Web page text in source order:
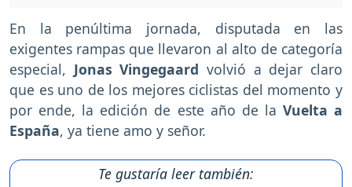
En la penúltima jornada, disputada en las
exigentes rampas que llevaron al alto de categoría
especial, Jonas Vingegaardvolvió a dejar claro
que es uno de los mejores ciclistas del momento y
por ende, la edición de este año de la Vuelta a
España, ya tiene amo y señor.
Te gustaría leer también: